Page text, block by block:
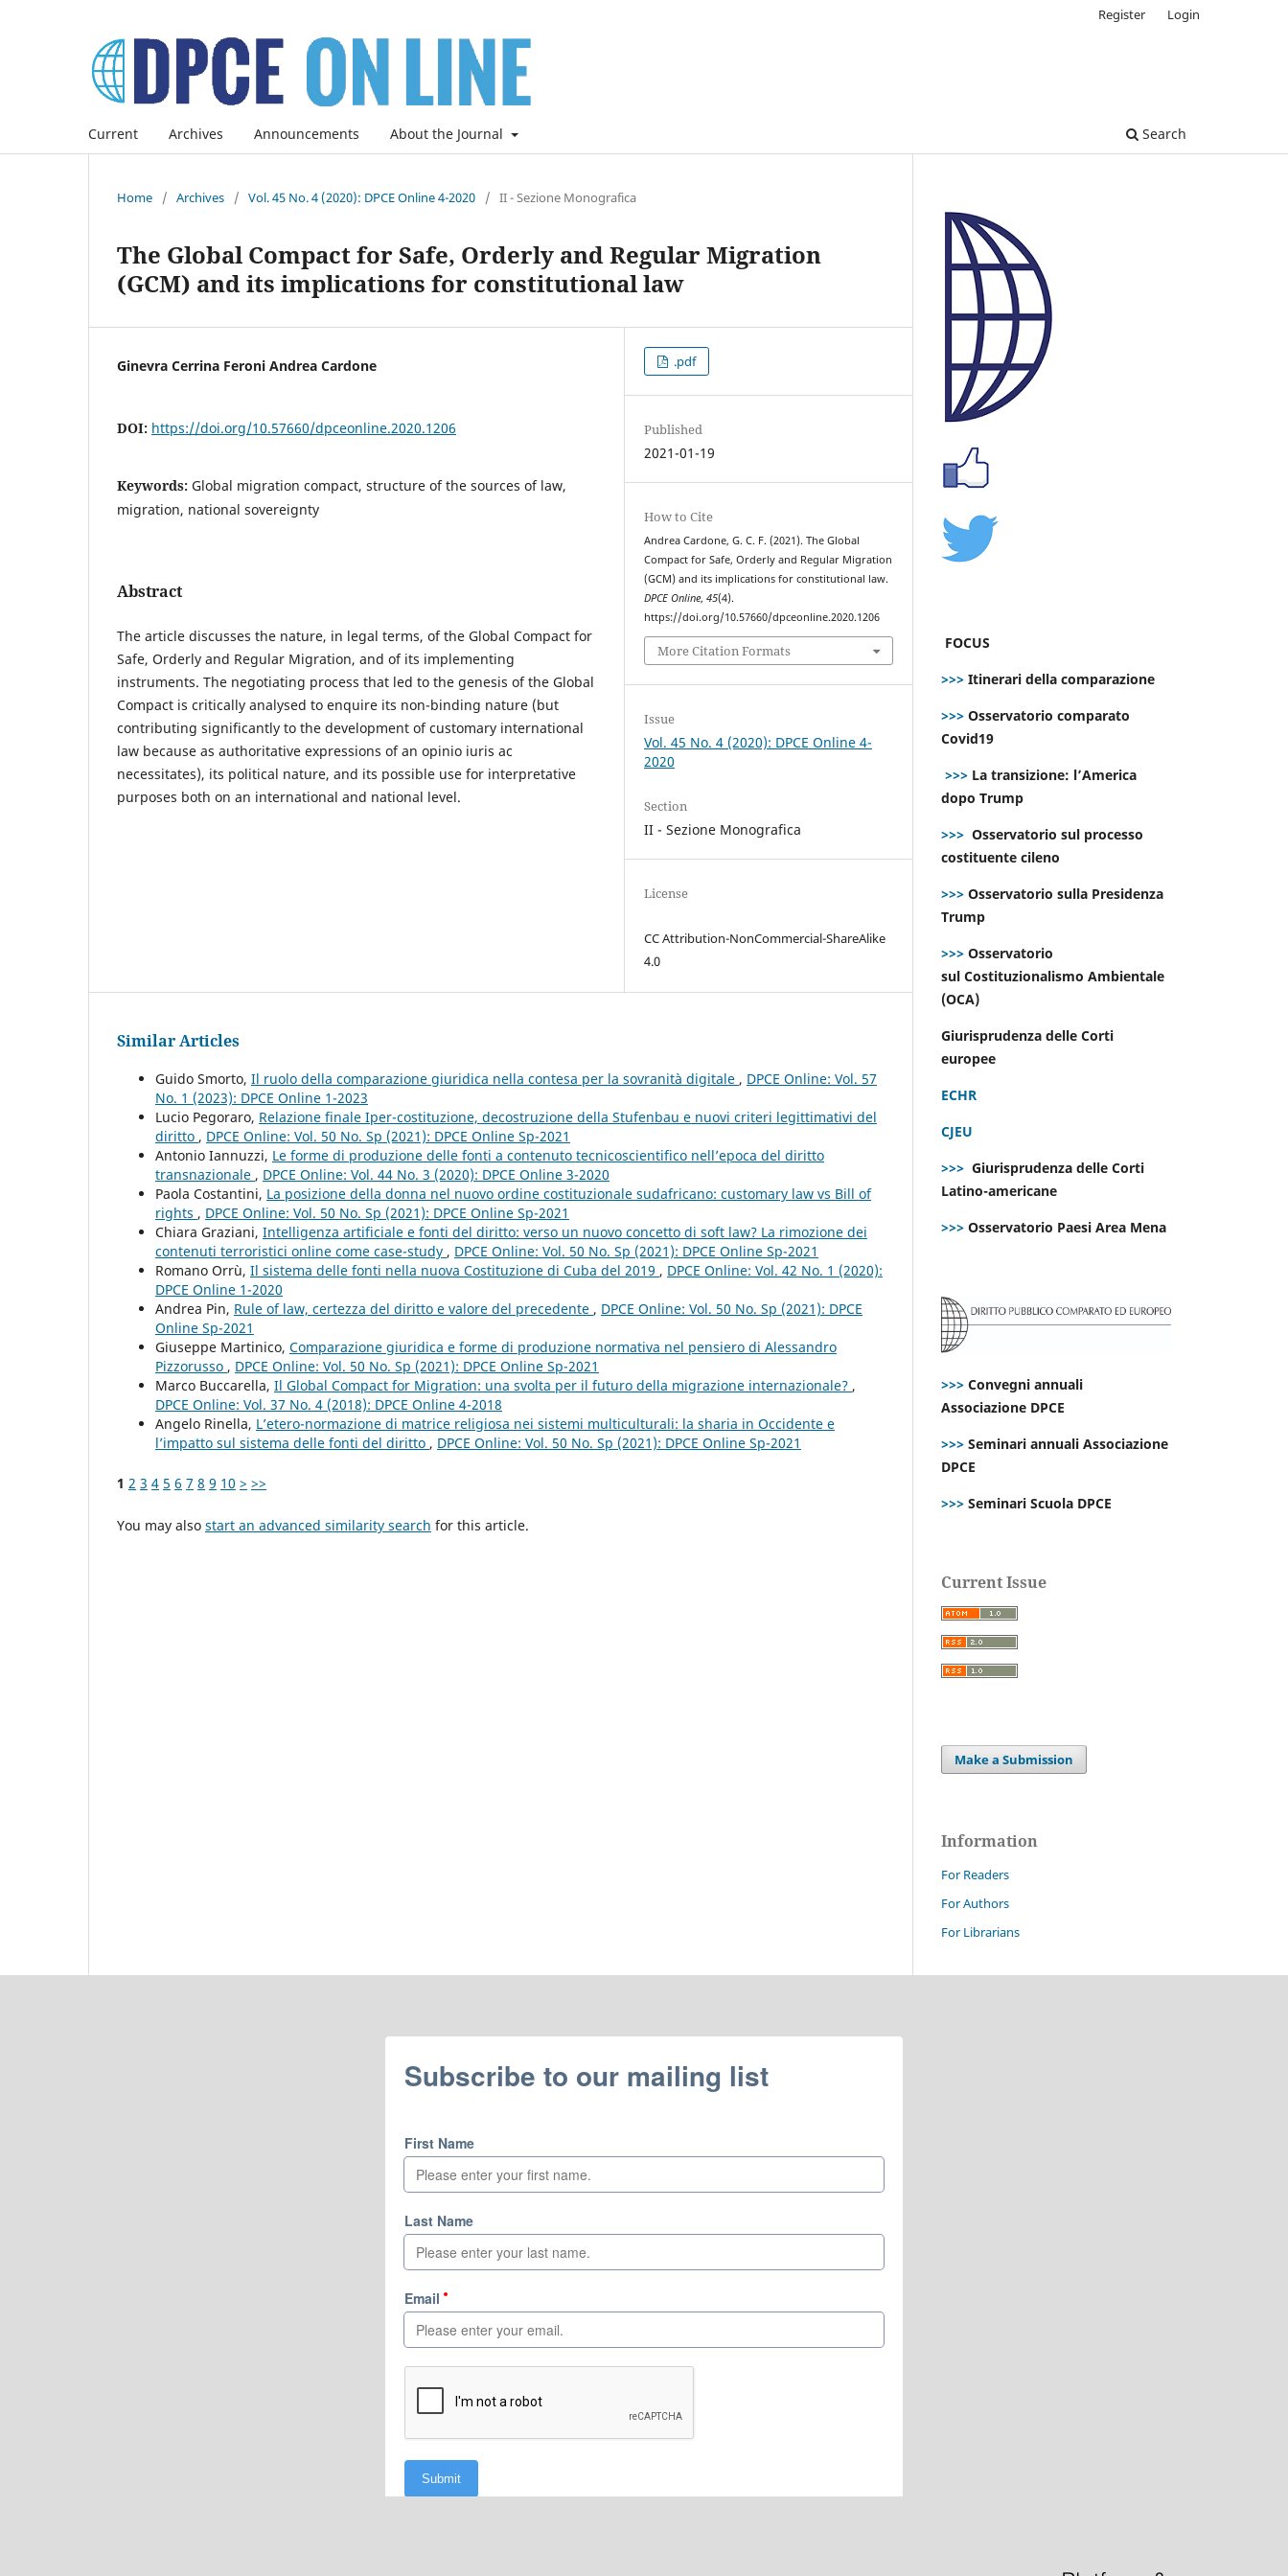
Current Archives Announcements About the Journal Search
Register Login
Home / Archives / Vol. 45 No. 4 (2020): DPCE Online 4-2020 / II - Sezione Monografica
The Global Compact for Safe, Orderly and Regular Migration
(GCM) and its implications for constitutional law
Ginevra Cerrina Feroni Andrea Cardone
DOI: https://doi.org/10.57660/dpceonline.2020.1206
Keywords: Global migration compact, structure of the sources of law,
migration, national sovereignty
Abstract
The article discusses the nature, in legal terms, of the Global Compact for
Safe, Orderly and Regular Migration, and of its implementing
instruments. The negotiating process that led to the genesis of the Global
Compact is critically analysed to enquire its non-binding nature (but
contributing significantly to the development of customary international
law because as authoritative expressions of an opinio iuris ac
necessitates), its political nature, and its possible use for interpretative
purposes both on an international and national level.
.pdf
Published
2021-01-19
How to Cite
Andrea Cardone, G. C. F. (2021). The Global
Compact for Safe, Orderly and Regular Migration
(GCM) and its implications for constitutional law.
DPCE Online,45(4).
https://doi.org/10.57660/dpceonline.2020.1206
More Citation Formats
Issue
Vol. 45 No. 4 (2020): DPCE Online 4-
2020
Section
II - Sezione Monografica
License
CC Attribution-NonCommercial-ShareAlike
4.0
Similar Articles
Guido Smorto, Il ruolo della comparazione giuridica nella contesa per la sovranità digitale , DPCE Online: Vol. 57
No. 1 (2023): DPCE Online 1-2023
Lucio Pegoraro, Relazione finale Iper-costituzione, decostruzione della Stufenbau e nuovi criteri legittimativi del
diritto , DPCE Online: Vol. 50 No. Sp (2021): DPCE Online Sp-2021
Antonio Iannuzzi, Le forme di produzione delle fonti a contenuto tecnicoscientifico nell’epoca del diritto
transnazionale , DPCE Online: Vol. 44 No. 3 (2020): DPCE Online 3-2020
Paola Costantini, La posizione della donna nel nuovo ordine costituzionale sudafricano: customary law vs Bill of
rights , DPCE Online: Vol. 50 No. Sp (2021): DPCE Online Sp-2021
Chiara Graziani, Intelligenza artificiale e fonti del diritto: verso un nuovo concetto di soft law? La rimozione dei
contenuti terroristici online come case-study , DPCE Online: Vol. 50 No. Sp (2021): DPCE Online Sp-2021
Romano Orrù, Il sistema delle fonti nella nuova Costituzione di Cuba del 2019 , DPCE Online: Vol. 42 No. 1 (2020):
DPCE Online 1-2020
Andrea Pin, Rule of law, certezza del diritto e valore del precedente , DPCE Online: Vol. 50 No. Sp (2021): DPCE
Online Sp-2021
Giuseppe Martinico, Comparazione giuridica e forme di produzione normativa nel pensiero di Alessandro
Pizzorusso , DPCE Online: Vol. 50 No. Sp (2021): DPCE Online Sp-2021
Marco Buccarella, Il Global Compact for Migration: una svolta per il futuro della migrazione internazionale? ,
DPCE Online: Vol. 37 No. 4 (2018): DPCE Online 4-2018
Angelo Rinella, L’etero-normazione di matrice religiosa nei sistemi multiculturali: la sharia in Occidente e
l’impatto sul sistema delle fonti del diritto , DPCE Online: Vol. 50 No. Sp (2021): DPCE Online Sp-2021
1 2 3 4 5 6 7 8 9 10 > >>
You may also start an advanced similarity search for this article.
FOCUS
>>> Itinerari della comparazione
>>> Osservatorio comparato
Covid19
>>> La transizione: l’America
dopo Trump
>>> Osservatorio sul processo
costituente cileno
>>> Osservatorio sulla Presidenza
Trump
>>> Osservatorio
sul Costituzionalismo Ambientale
(OCA)
Giurisprudenza delle Corti
europee
ECHR
CJEU
>>> Giurisprudenza delle Corti
Latino-americane
>>> Osservatorio Paesi Area Mena
>>> Convegni annuali
Associazione DPCE
>>> Seminari annuali Associazione
DPCE
>>> Seminari Scuola DPCE
Current Issue
Make a Submission
Information
For Readers
For Authors
For Librarians